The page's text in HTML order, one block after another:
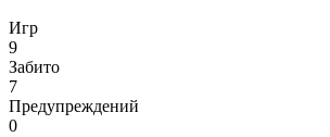
Игр
9
Забито
7
Предупреждений
0